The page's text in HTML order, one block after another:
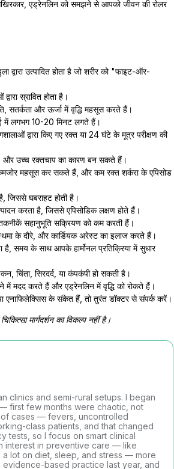
एड्रेनलिन को समझने से आपको जीवन की रोलर
द्वारा उत्पादित होता है जो शरीर को "फाइट-ऑर-
स्रावित होता है।
और ऊर्जा में वृद्धि महसूस करते हैं।
में लगभग 10-20 मिनट लगते हैं।
द्वारा किए गए रक्त या 24 घंटे के मूत्र परीक्षण की
और उच्च रक्तचाप का कारण बन सकते हैं।
महसूस कर सकते हैं, और कम रक्त शर्करा के एपिसोड
जिससे घबराहट होती है।
करता है, जिससे एपिसोडिक लक्षण होते हैं।
सहानुभूति सक्रियण को कम करती हैं।
के दौरे, और कार्डियक अरेस्ट का इलाज करते हैं।
है, समय के साथ आपके हार्मोनल प्रतिक्रिया में सुधार
चिंता, सिरदर्द, या कंपकंपी हो सकती है।
में मदद करते हैं और एड्रेनलिन में वृद्धि को रोकते हैं।
एनाफिलेक्सिस के संकेत हैं, तो तुरंत डॉक्टर से संपर्क करें।
मार्गदर्शन का विकल्प नहीं है।
clinics and semi-rural setups. I began
first few months were chaotic, not
of cases — fevers, uncontrolled
class patients, and that changed
tests, so I focus on smart clinical
interest in preventive care — like
a lot on diet, sleep, and stress — more
evidence-based practice last year, and